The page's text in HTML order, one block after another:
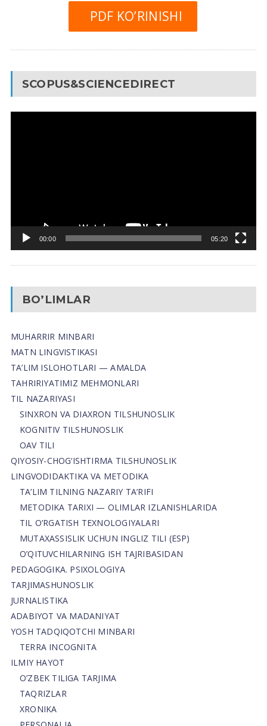
PDF KO’RINISHI
SCOPUS&SCIENCEDIRECT
00:00 05:20
BO’LIMLAR
MUHARRIR MINBARI
MATN LINGVISTIKASI
TA’LIM ISLOHOTLARI — AMALDA
TAHRIRIYATIMIZ MEHMONLARI
TIL NAZARIYASI
SINXRON VA DIAXRON TILSHUNOSLIK
KOGNITIV TILSHUNOSLIK
OAV TILI
QIYOSIY-CHOG‘ISHTIRMA TILSHUNOSLIK
LINGVODIDAKTIKA VA METODIKA
TA’LIM TILNING NAZARIY TA’RIFI
METODIKA TARIXI — OLIMLAR IZLANISHLARIDA
TIL O’RGATISH TEXNOLOGIYALARI
MUTAXASSISLIK UCHUN INGLIZ TILI (ESP)
O’QITUVCHILARNING ISH TAJRIBASIDAN
PEDAGOGIKA. PSIXOLOGIYA
TARJIMASHUNOSLIK
JURNALISTIKA
ADABIYOT VA MADANIYAT
YOSH TADQIQOTCHI MINBARI
TERRA INCOGNITA
ILMIY HAYOT
O’ZBEK TILIGA TARJIMA
TAQRIZLAR
XRONIKA